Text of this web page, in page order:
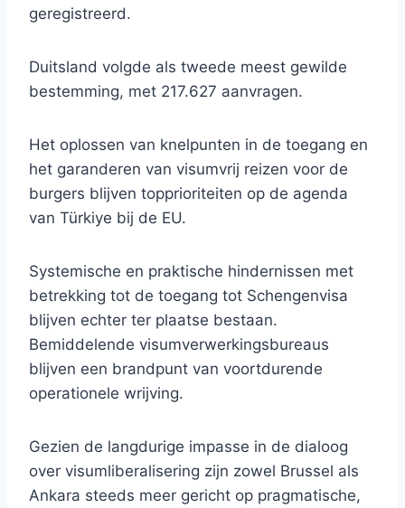
geregistreerd.
Duitsland volgde als tweede meest gewilde
bestemming, met 217.627 aanvragen.
Het oplossen van knelpunten in de toegang en
het garanderen van visumvrij reizen voor de
burgers blijven topprioriteiten op de agenda
van Türkiye bij de EU.
Systemische en praktische hindernissen met
betrekking tot de toegang tot Schengenvisa
blijven echter ter plaatse bestaan.
Bemiddelende visumverwerkingsbureaus
blijven een brandpunt van voortdurende
operationele wrijving.
Gezien de langdurige impasse in de dialoog
over visumliberalisering zijn zowel Brussel als
Ankara steeds meer gericht op pragmatische,